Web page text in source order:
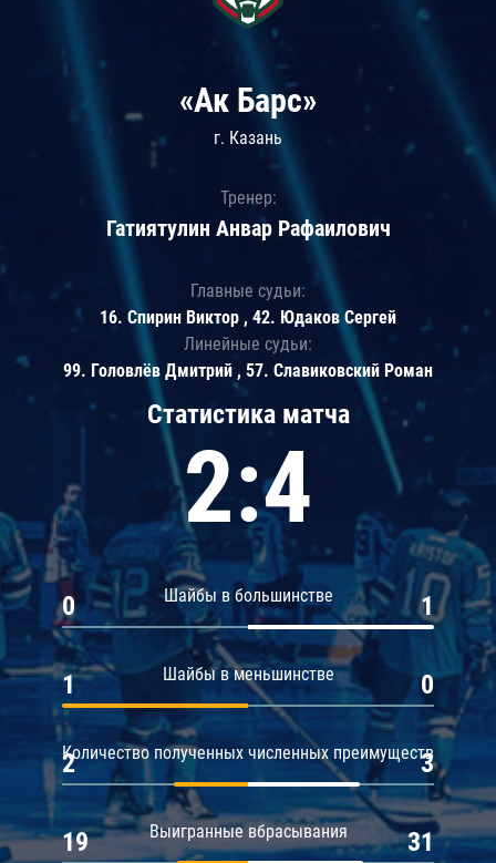
Статистика матча
2:4
Шайбы в большинстве
0 1
Шайбы в меньшинстве
1 0
Количество полученных численных преимуществ
2 3
Выигранные вбрасывания
19 31
«Ак Барс»
г. Казань
Тренер:
Гатиятулин Анвар Рафаилович
Главные судьи:
16. Спирин Виктор , 42. Юдаков Сергей
Линейные судьи:
99. Головлёв Дмитрий , 57. Славиковский Роман